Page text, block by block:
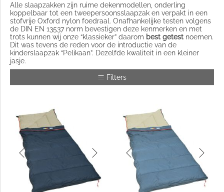
Alle slaapzakken zijn ruime dekenmodellen, onderling
koppelbaar tot een tweepersoonsslaapzak en verpakt in een
stofvrije Oxford nylon foedraal. Onafhankelijke testen volgens
de DIN EN 13537 norm bevestigen deze kenmerken en met
trots kunnen wij onze “klassieker” daarom best getest noemen.
Dit was tevens de reden voor de introductie van de
kinderslaapzak “Pelikaan”. Dezelfde kwaliteit in een kleiner
jasje.
Filters